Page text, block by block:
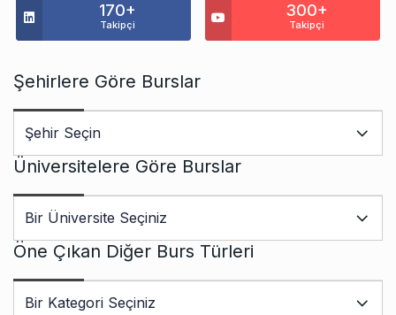
170+
Takipçi
300+
Takipçi
Şehirlere Göre Burslar
Üniversitelere Göre Burslar
Öne Çıkan Diğer Burs Türleri